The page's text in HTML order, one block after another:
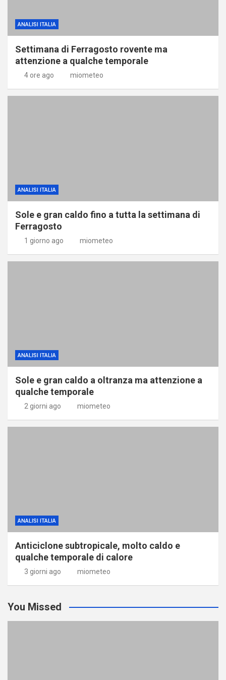
ANALISI ITALIA
Settimana di Ferragosto rovente ma
attenzione a qualche temporale
4 ore ago miometeo
ANALISI ITALIA
Sole e gran caldo fino a tutta la settimana di
Ferragosto
1 giorno ago miometeo
ANALISI ITALIA
Sole e gran caldo a oltranza ma attenzione a
qualche temporale
2 giorni ago miometeo
ANALISI ITALIA
Anticiclone subtropicale, molto caldo e
qualche temporale di calore
3 giorni ago miometeo
You Missed